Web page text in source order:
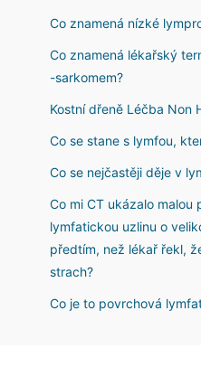
Co znamená nízké
Co znamená lékařský
-sarkomem?
Kostní dřeně Léčba Non
Co se stane s lymfou,
Co se nejčastěji děje v
Co mi CT ukázalo malou
lymfatickou uzlinu o
předtím, než lékař řekl,
strach?
Co je to povrchová